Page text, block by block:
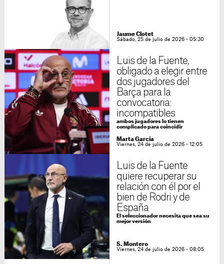
Jaume Clotet
Sábado, 25 de julio de 2026 - 05:30
Luis de la Fuente,
obligado a elegir entre
dos jugadores del
Barça para la
convocatoria:
incompatibles
ambos jugadores lo tienen
complicado para coincidir
Marta García
Viernes, 24 de julio de 2026 - 12:05
Luis de la Fuente
quiere recuperar su
relación con él por el
bien de Rodri y de
España
El seleccionador necesita que sea su
mejor versión
S. Montero
Viernes, 24 de julio de 2026 - 08:05